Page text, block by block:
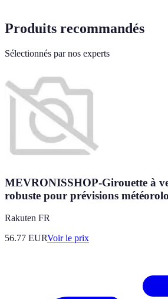
Produits recommandés
Sélectionnés par nos experts
MEVRONISSHOP-Girouette à
robuste pour prévisions
Rakuten FR
56.77 EURVoir le prix